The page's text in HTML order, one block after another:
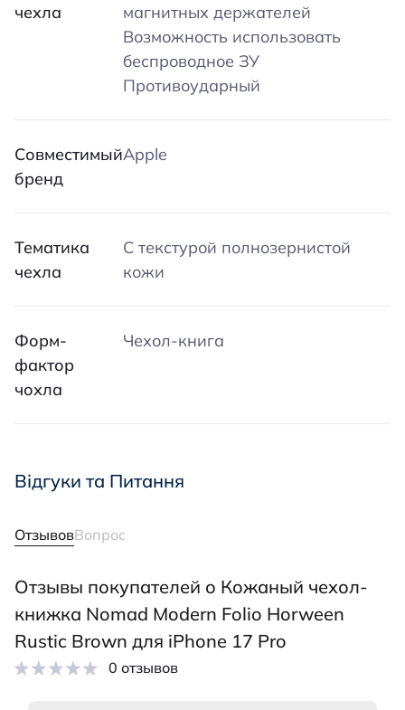
чехла
магнитных держателей
Возможность использовать
беспроводное ЗУ
Противоударный
Совместимый
бренд
Apple
Тематика
чехла
С текстурой полнозернистой
кожи
Форм-
фактор
чохла
Чехол-книга
Відгуки та Питання
ОтзывовВопрос
Отзывы покупателей о Кожаный чехол-
книжка Nomad Modern Folio Horween
Rustic Brown для iPhone 17 Pro
0 отзывов